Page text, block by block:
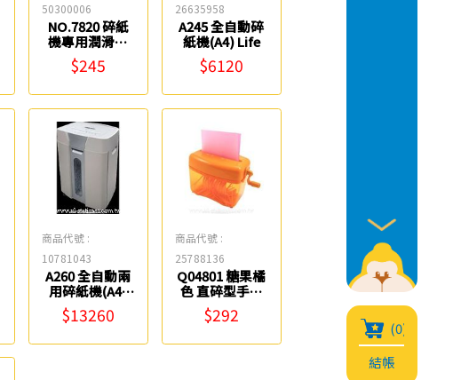
(0)
結帳
50300006
NO.7820 碎紙
機專用潤滑保
養包(6入) Life
$245
26635958
A245 全自動碎
紙機(A4) Life
$6120
商品代號 :
10781043
A260 全自動兩
用碎紙機(A4)
Life
$13260
商品代號 :
25788136
Q04801 糖果橘
色 直碎型手動
式碎紙機 ABEL
$292